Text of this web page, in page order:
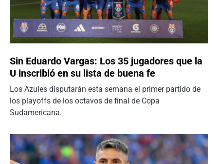
Sin Eduardo Vargas: Los 35 jugadores que la
U inscribió en su lista de buena fe
Los Azules disputarán esta semana el primer partido de
los playoffs de los octavos de final de Copa
Sudamericana.